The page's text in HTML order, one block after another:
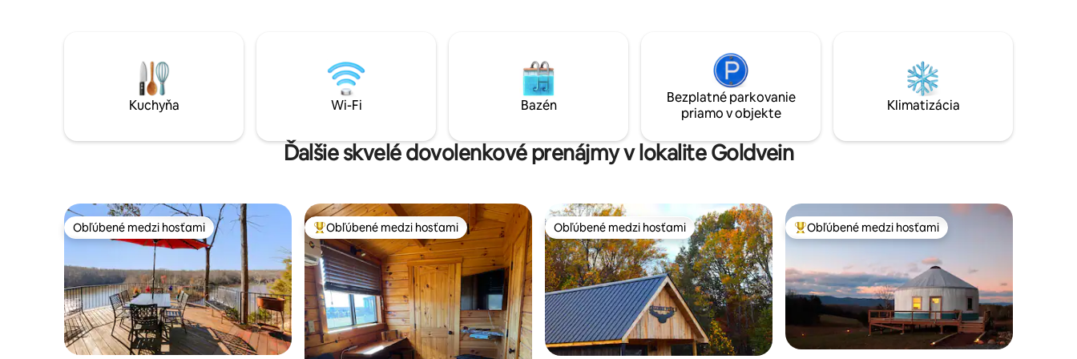
hojdaciu sieť na relaxáciu, ktoré si určite
vybavené modernými vymoženosťami
vrátane: nabíjačky na elektromobily,
inteligentných zariadení, televízora s
plochou obrazovkou, písacieho stola na
státie, sporáka na drevo a kúpeľných
Kuchyňa Wi-Fi Bazén
Bezplatné parkovanie
priamo v objekte
Klimatizácia
Ďalšie skvelé dovolenkové prenájmy v lokalite Goldvein
Obľúbené medzi hosťami
Obľúbené medzi hosťami Najobľúbenejšie medzi hosťami
Obľúbené medzi hosťami Obľúbené medzi hosťami
Obľúbené medzi hosťami Najobľúbenejšie medzi hosťami
Obľúbené medzi hosťami